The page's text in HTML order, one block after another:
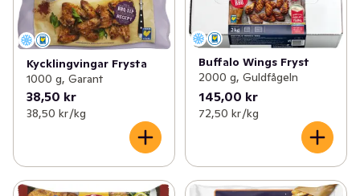
Kycklingvingar Frysta
1000 g, Garant
38,50 kr
38,50 kr /kg
Buffalo Wings Fryst
2000 g, Guldfågeln
145,00 kr
72,50 kr /kg